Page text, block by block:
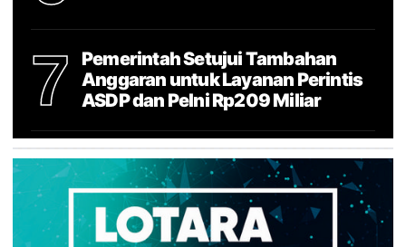
7
Pemerintah Setujui Tambahan
Anggaran untuk Layanan Perintis
ASDP dan Pelni Rp209 Miliar